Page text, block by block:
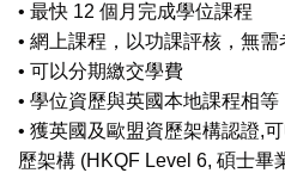
• 最快 12 個月完成學位課程
• 網上課程，以功課評核，無需
• 可以分期繳交學費
• 學位資歷與英國本地課程相等
• 獲英國及歐盟資歷架構認證,
歷架構 (HKQF Level 6, 碩士畢